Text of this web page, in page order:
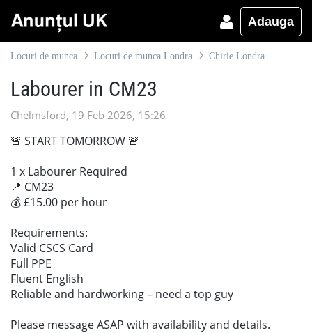
Adauga
Locuri de munca Locuri de munca Londra Chirie Londra
Labourer in CM23
Chelmsford, 19 Feb 2026, 15:26
🚨 START TOMORROW 🚨
1 x Labourer Required
📍 CM23
💰 £15.00 per hour
Requirements:
Valid CSCS Card
Full PPE
Fluent English
Reliable and hardworking – need a top guy
Please message ASAP with availability and details.